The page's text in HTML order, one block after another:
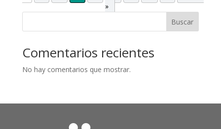
»
Buscar
Comentarios recientes
No hay comentarios que mostrar.